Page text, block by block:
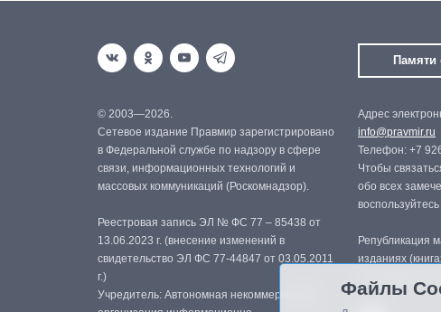
Памяти
© 2003—2026.
Сетевое издание Правмир зарегистрировано
в Федеральной службе по надзору в сфере
связи, информационных технологий и
массовых коммуникаций (Роскомнадзор).
Реестровая запись ЭЛ № ФС 77 – 85438 от
13.06.2023 г. (внесение изменений в
свидетельство ЭЛ ФС 77-44847 от 03.05.2011
г.)
Учредитель: Автономная некоммерческая
Адрес
info@pravmir.ru
Телефон: +7
Чтобы
обо всех
воспользуйтесь
Републикация
изданиях
Файлы